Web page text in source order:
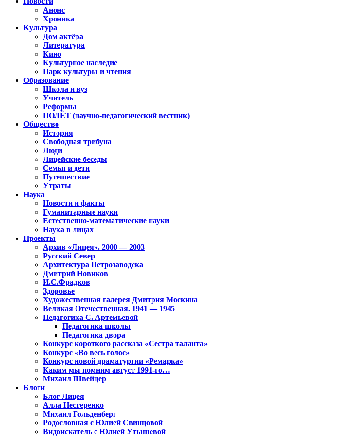
Анонс
Хроника
Культура
Дом актёра
Литература
Кино
Культурное наследие
Парк культуры и чтения
Образование
Школа и вуз
Учитель
Реформы
ПОЛЁТ (научно-педагогический вестник)
Общество
История
Свободная трибуна
Люди
Лицейские беседы
Семья и дети
Путешествие
Утраты
Наука
Новости и факты
Гуманитарные науки
Естественно-математические науки
Наука в лицах
Проекты
Архив «Лицея». 2000 — 2003
Русский Север
Архитектура Петрозаводска
Дмитрий Новиков
И.С.Фрадков
Здоровье
Художественная галерея Дмитрия Москина
Великая Отечественная. 1941 — 1945
Педагогика С. Артемьевой
Педагогика школы
Педагогика двора
Конкурс короткого рассказа «Сестра таланта»
Конкурс «Во весь голос»
Конкурс новой драматургии «Ремарка»
Каким мы помним август 1991-го…
Михаил Швейцер
Блоги
Блог Лицея
Алла Нестеренко
Михаил Гольденберг
Родословная с Юлией Свинцовой
Видоискатель с Юлией Утышевой